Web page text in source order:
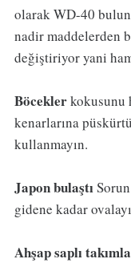
olarak WD-40
nadir maddelerden
değiştiriyor yani
Böceklerkokusunu
kenarlarına
kullanmayın.
Japon bulaştı
gidene kadar
Ahşap saplı